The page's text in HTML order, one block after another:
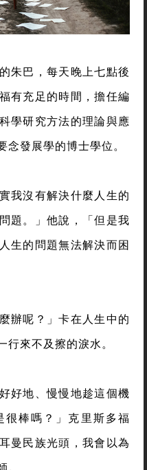
朱巴，每天晚上七點後
有充足的時間，擔任編
學研究方法的理論與應
發展學的博士學位。
我沒有解決什麼人生的
題。」他說，「但是我
生的問題無法解決而困
辦呢？」卡在人生中的
來不及擦的淚水。
好地、慢慢地趁這個機
棒嗎？」克里斯多福
曼民族光頭，我會以為